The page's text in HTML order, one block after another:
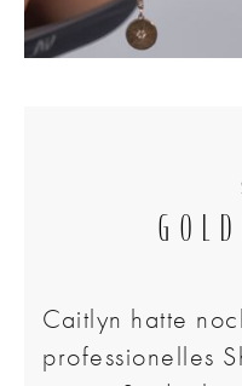
Caitlyn hatte
professionelles